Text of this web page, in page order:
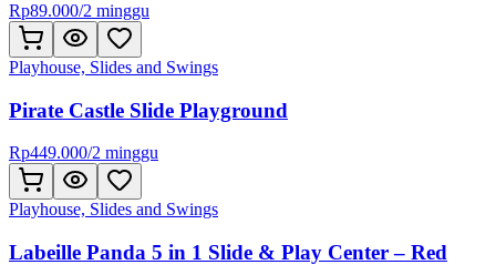
Rp89.000/2 minggu
Playhouse, Slides and Swings
Pirate Castle Slide Playground
Rp449.000/2 minggu
Playhouse, Slides and Swings
Labeille Panda 5 in 1 Slide & Play Center – Red